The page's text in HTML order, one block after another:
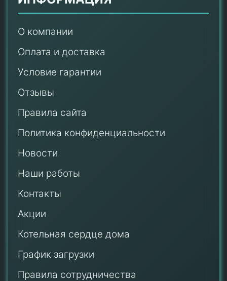
О компании
Оплата и доставка
Условие гарантии
Отзывы
Правила сайта
Политика конфиденциальности
Новости
Наши работы
Контакты
Акции
Котельная сердце дома
График загрузки
Правила сотрудничества